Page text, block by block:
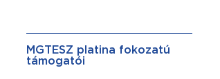
MGTESZ platina fokozatú
támogatói